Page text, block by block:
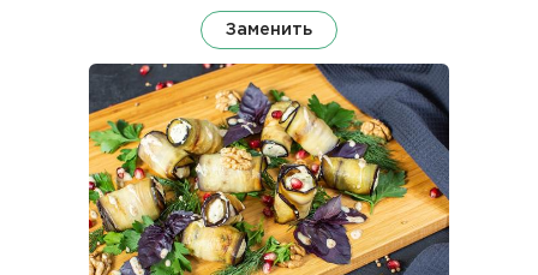
Заменить